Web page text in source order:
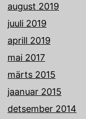
august 2019
juuli 2019
aprill 2019
mai 2017
märts 2015
jaanuar 2015
detsember 2014